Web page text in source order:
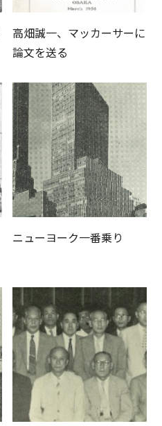
高畑誠一、マッカーサーに
論文を送る
ニューヨーク一番乗り